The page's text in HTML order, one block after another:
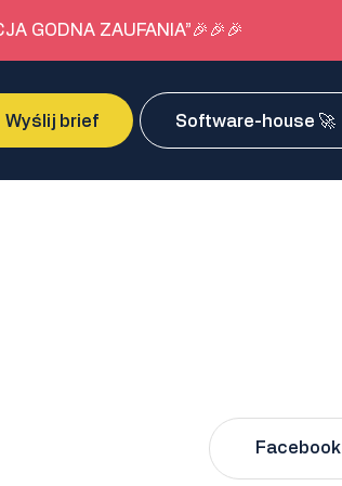
GODNA ZAUFANIA”🎉🎉🎉
Wyślij brief Software-house 🚀
Facebook